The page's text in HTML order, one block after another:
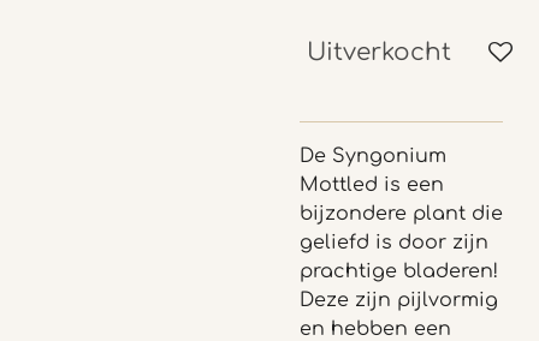
Uitverkocht
De Syngonium
Mottled is een
bijzondere plant die
geliefd is door zijn
prachtige bladeren!
Deze zijn pijlvormig
en hebben een